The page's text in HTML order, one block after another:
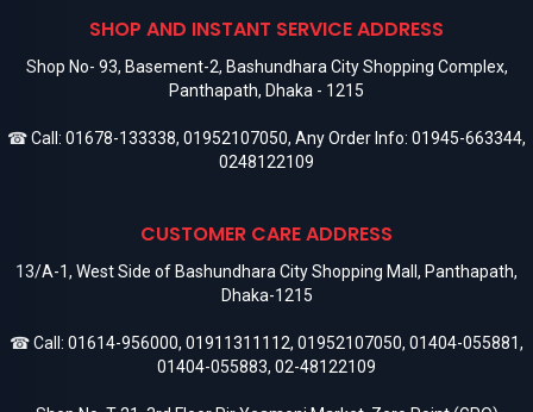
SHOP AND INSTANT SERVICE ADDRESS
Shop No- 93, Basement-2, Bashundhara City Shopping Complex,
Panthapath, Dhaka - 1215
☎ Call: 01678-133338, 01952107050, Any Order Info: 01945-663344,
0248122109
CUSTOMER CARE ADDRESS
13/A-1, West Side of Bashundhara City Shopping Mall, Panthapath,
Dhaka-1215
☎ Call: 01614-956000, 01911311112, 01952107050, 01404-055881,
01404-055883, 02-48122109